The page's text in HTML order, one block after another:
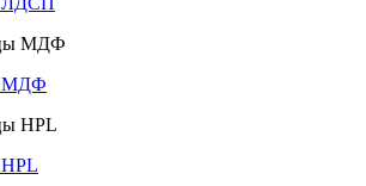
МДФ